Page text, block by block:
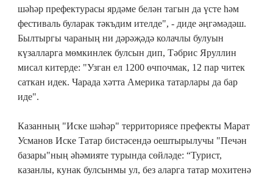
шәһәр префектурасы ярдәме белән тагын да үсте һәм
фестиваль буларак тәкъдим ителде", - диде әңгәмәдәш.
Былтыргы чараның ни дәрәҗәдә колачлы булуын
күзалларга мөмкинлек булсын дип, Тәбрис Яруллин
мисал китерде: "Узган ел 1200 өчпочмак, 12 пар читек
саткан идек. Чарада хәтта Америка татарлары да бар
иде".
Казанның "Иске шәһәр" территориясе префекты Марат
Усманов Иске Татар бистәсендә оештырылучы "Печән
базары"ның әһәмияте турында сөйләде: “Турист,
казанлы, кунак булсынмы ул, без аларга татар мохитенә